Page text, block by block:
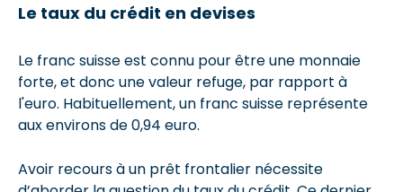
Le taux du crédit en devises
Le franc suisse est connu pour être une monnaie
forte, et donc une valeur refuge, par rapport à
l'euro. Habituellement, un franc suisse représente
aux environs de 0,94 euro.
Avoir recours à un prêt frontalier nécessite